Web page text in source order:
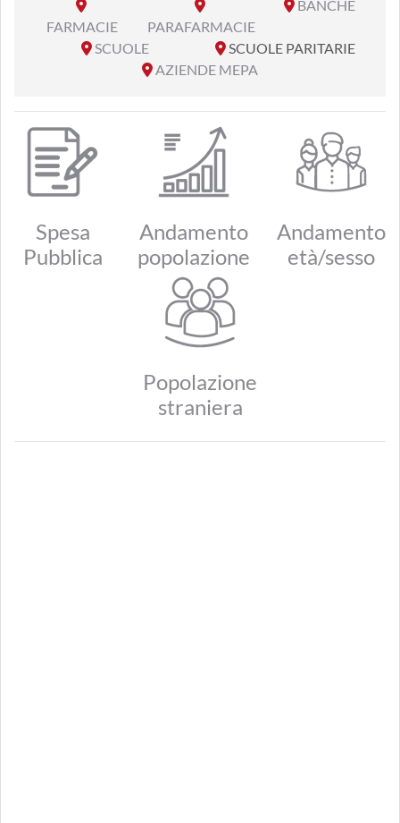
FARMACIE PARAFARMACIE
BANCHE
SCUOLE
SCUOLE PARITARIE
AZIENDE MEPA
Spesa
Pubblica
Andamento
popolazione
Andamento
età/sesso
Popolazione
straniera